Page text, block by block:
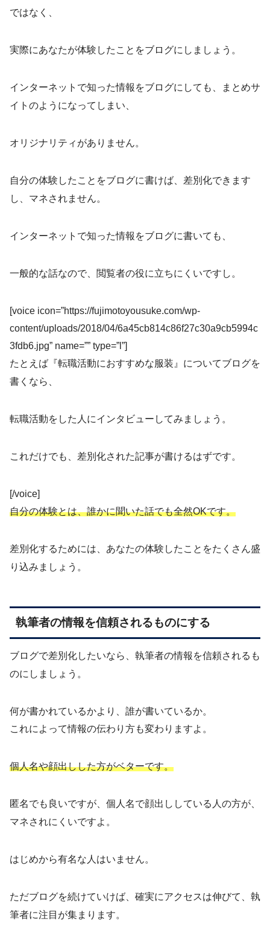
ではなく、
実際にあなたが体験したことをブログにしましょう。
インターネットで知った情報をブログにしても、まとめサ
イトのようになってしまい、
オリジナリティがありません。
自分の体験したことをブログに書けば、差別化できます
し、マネされません。
インターネットで知った情報をブログに書いても、
一般的な話なので、閲覧者の役に立ちにくいですし。
[voice icon=”https://fujimotoyousuke.com/wp-
content/uploads/2018/04/6a45cb814c86f27c30a9cb5994c
3fdb6.jpg” name=”” type=”l”]
たとえば『転職活動におすすめな服装』についてブログを
書くなら、
転職活動をした人にインタビューしてみましょう。
これだけでも、差別化された記事が書けるはずです。
[/voice]
自分の体験とは、誰かに聞いた話でも全然OKです。
差別化するためには、あなたの体験したことをたくさん盛
り込みましょう。
執筆者の情報を信頼されるものにする
ブログで差別化したいなら、執筆者の情報を信頼されるも
のにしましょう。
何が書かれているかより、誰が書いているか。
これによって情報の伝わり方も変わりますよ。
個人名や顔出しした方がベターです。
匿名でも良いですが、個人名で顔出ししている人の方が、
マネされにくいですよ。
はじめから有名な人はいません。
ただブログを続けていけば、確実にアクセスは伸びて、執
筆者に注目が集まります。